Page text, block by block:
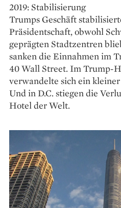
2019: Stabilisierung
Trumps Geschäft
Präsidentschaft, obwohl
geprägten Stadtzentren
sanken die Einnahmen im
40 Wall Street. Im Trump-
verwandelte sich ein
Und in D.C. stiegen die
Hotel der Welt.